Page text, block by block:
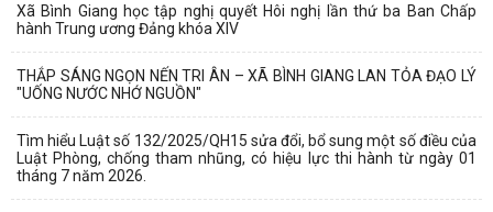
Xã Bình Giang học tập nghị quyết Hôi nghị lần thứ ba Ban Chấp
hành Trung ương Đảng khóa XIV
THẮP SÁNG NGỌN NẾN TRI ÂN – XÃ BÌNH GIANG LAN TỎA ĐẠO LÝ
"UỐNG NƯỚC NHỚ NGUỒN"
Tìm hiểu Luật số 132/2025/QH15 sửa đổi, bổ sung một số điều của
Luật Phòng, chống tham nhũng, có hiệu lực thi hành từ ngày 01
tháng 7 năm 2026.